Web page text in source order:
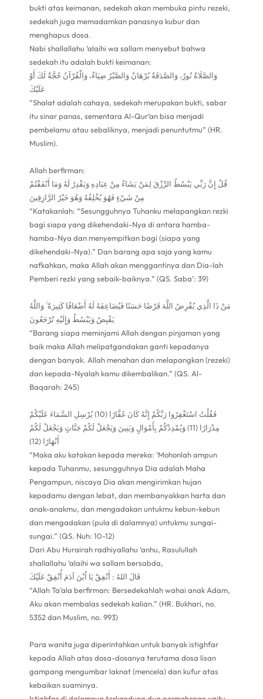
bukti atas keimanan, sedekah akan membuka pintu rezeki,
sedekah juga memadamkan panasnya kubur dan
menghapus dosa.
Nabi shallallahu ‘alaihi wa sallam menyebut bahwa
sedekah itu adalah bukti keimanan:
وَالصَّلَاةُ نُورٌ، وَالصَّدَقَةُ بُرْهَانٌ وَالصَّبْرُ ضِيَاءٌ، وَالْقُرْآنُ حُجَّةٌ لَكَ أَوْ
عَلَيْكَ
“Shalat adalah cahaya, sedekah merupakan bukti, sabar
itu sinar panas, sementara Al-Qur’an bisa menjadi
pembelamu atau sebaliknya, menjadi penuntutmu” (HR.
Muslim).
Allah berfirman:
قُلْ إِنَّ رَبِّي يَبْسُطُ الرِّزْقَ لِمَنْ يَشَاءُ مِنْ عِبَادِهِ وَيَقْدِرُ لَهُ وَمَا أَنْفَقْتُمْ
مِنْ شَيْءٍ فَهُوَ يُخْلِفُهُ وَهُوَ خَيْرُ الرَّازِقِينَ
“Katakanlah: “Sesungguhnya Tuhanku melapangkan rezki
bagi siapa yang dikehendaki-Nya di antara hamba-
hamba-Nya dan menyempitkan bagi (siapa yang
dikehendaki-Nya).” Dan barang apa saja yang kamu
nafkahkan, maka Allah akan menggantinya dan Dia-lah
Pemberi rezki yang sebaik-baiknya.” (QS. Saba’: 39)
مَنْ ذَا الَّذِي يُقْرِضُ اللَّهَ قَرْضًا حَسَنًا فَيُضَاعِفَهُ لَهُ أَضْعَافًا كَثِيرَةً ۚ وَاللَّهُ
يَقْبِضُ وَيَبْسُطُ وَإِلَيْهِ تُرْجَعُونَ
“Barang siapa meminjami Allah dengan pinjaman yang
baik maka Allah melipatgandakan ganti kepadanya
dengan banyak. Allah menahan dan melapangkan (rezeki)
dan kepada-Nyalah kamu dikembalikan.” (QS. Al-
Baqarah: 245)
فَقُلْتُ اسْتَغْفِرُوا رَبَّكُمْ إِنَّهُ كَانَ غَفَّارًا (10) يُرْسِلِ السَّمَاءَ عَلَيْكُمْ
مِدْرَارًا (11) وَيُمْدِدْكُمْ بِأَمْوَالٍ وَبَنِينَ وَيَجْعَلْ لَكُمْ جَنَّاتٍ وَيَجْعَلْ لَكُمْ
أَنْهَارًا (12)
“Maka aku katakan kepada mereka: ‘Mohonlah ampun
kepada Tuhanmu, sesungguhnya Dia adalah Maha
Pengampun, niscaya Dia akan mengirimkan hujan
kepadamu dengan lebat, dan membanyakkan harta dan
anak-anakmu, dan mengadakan untukmu kebun-kebun
dan mengadakan (pula di dalamnya) untukmu sungai-
sungai.” (QS. Nuh: 10-12)
Dari Abu Hurairah radhiyallahu ‘anhu, Rasulullah
shallallahu ‘alaihi wa sallam bersabda,
قَالَ اللهُ : أَنْفِقْ يَا اْبْنَ آدَمَ أُنْفِقْ عَلَيْكَ
“Allah Ta’ala berfirman: Bersedekahlah wahai anak Adam,
Aku akan membalas sedekah kalian.” (HR. Bukhari, no.
5352 dan Muslim, no. 993)
Para wanita juga diperintahkan untuk banyak istighfar
kepada Allah atas dosa-dosanya terutama dosa lisan
gampang mengumbar laknat (mencela) dan kufur atas
kebaikan suaminya.